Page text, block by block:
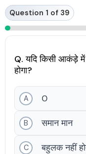
Skip
to
content
Question 1 of 39
Q. यदि किसी आकंड़े में
होगा?
A 0
B समान मान
C बहुलक नहीं